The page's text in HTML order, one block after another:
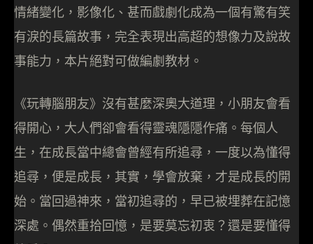
情緒變化，影像化、甚而戲劇化成為一個有驚有笑
有淚的長篇故事，完全表現出高超的想像力及說故
事能力，本片絕對可做編劇教材。
《玩轉腦朋友》沒有甚麼深奧大道理，小朋友會看
得開心，大人們卻會看得靈魂隱隱作痛。每個人
生，在成長當中總會曾經有所追尋，一度以為懂得
追尋，便是成長，其實，學會放棄，才是成長的開
始。當回過神來，當初追尋的，早已被埋葬在記憶
深處。偶然重拾回憶，是要莫忘初衷？還是要懂得